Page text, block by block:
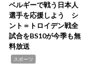
ベルギーで戦う日本人
選手を応援しよう シ
ント＝トロイデン戦全
試合をBS10が今季も無
料放送
スポーツ